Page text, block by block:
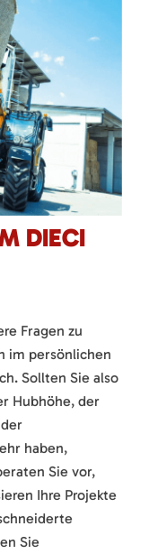
DIECI
Fragen zu
im persönlichen
Sollten Sie also
Hubhöhe, der
haben,
Sie vor,
Ihre Projekte
Sie